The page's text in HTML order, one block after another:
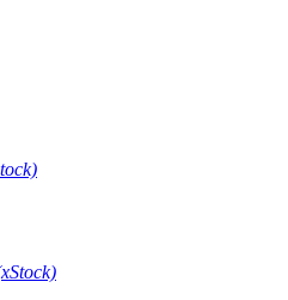
phần thưởng tiền mặt